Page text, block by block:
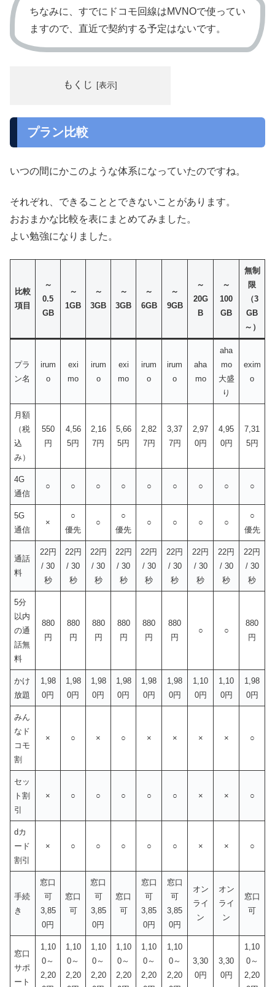
ちなみに、すでにドコモ回線はMVNOで使ってい
ますので、直近で契約する予定はないです。
もくじ
プラン比較
いつの間にかこのような体系になっていたのですね。
それぞれ、できることとできないことがあります。
おおまかな比較を表にまとめてみました。
よい勉強になりました。
比較
項目
～
0.5
GB
～
1GB
～
3GB
～
3GB
～
6GB
～
9GB
～
20G
B
～
100
GB
無制
限
（3
GB
～）
プラ
ン名
irum
o
exi
mo
irum
o
exi
mo
irum
o
irum
o
aha
mo
aha
mo
大盛
り
exim
o
月額
（税
込
み）
550
円
4,56
5円
2,16
7円
5,66
5円
2,82
7円
3,37
7円
2,97
0円
4,95
0円
7,31
5円
4G
通信
○ ○ ○ ○ ○ ○ ○ ○ ○
5G
通信
×
○
優先
○
○
優先
○ ○ ○ ○
○
優先
通話
料
22円
/ 30
秒
22円
/ 30
秒
22円
/ 30
秒
22円
/ 30
秒
22円
/ 30
秒
22円
/ 30
秒
22円
/ 30
秒
22円
/ 30
秒
22円
/ 30
秒
5分
以内
の通
話無
料
880
円
880
円
880
円
880
円
880
円
880
円
○ ○
880
円
かけ
放題
1,98
0円
1,98
0円
1,98
0円
1,98
0円
1,98
0円
1,98
0円
1,10
0円
1,10
0円
1,98
0円
みん
なド
コモ
割
× ○ × ○ × × × × ○
セッ
ト割
引
× ○ ○ ○ ○ ○ × × ○
dカ
ード
割引
× ○ ○ ○ ○ ○ × × ○
手続
き
窓口
可
3,85
0円
窓口
可
窓口
可
3,85
0円
窓口
可
窓口
可
3,85
0円
窓口
可
3,85
0円
オン
ライ
ン
オン
ライ
ン
窓口
可
窓口
サポ
ート
1,10
0～
2,20
1,10
0～
2,20
1,10
0～
2,20
1,10
0～
2,20
1,10
0～
2,20
1,10
0～
2,20
3,30
0円
3,30
0円
1,10
0～
2,20